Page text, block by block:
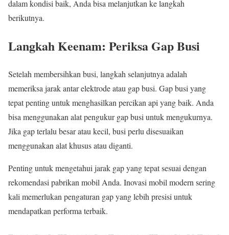
dalam kondisi baik, Anda bisa melanjutkan ke langkah
berikutnya.
Langkah Keenam: Periksa Gap Busi
Setelah membersihkan busi, langkah selanjutnya adalah
memeriksa jarak antar elektrode atau gap busi. Gap busi yang
tepat penting untuk menghasilkan percikan api yang baik. Anda
bisa menggunakan alat pengukur gap busi untuk mengukurnya.
Jika gap terlalu besar atau kecil, busi perlu disesuaikan
menggunakan alat khusus atau diganti.
Penting untuk mengetahui jarak gap yang tepat sesuai dengan
rekomendasi pabrikan mobil Anda. Inovasi mobil modern sering
kali memerlukan pengaturan gap yang lebih presisi untuk
mendapatkan performa terbaik.